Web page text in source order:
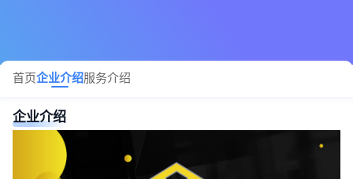
首页企业介绍服务介绍
企业介绍